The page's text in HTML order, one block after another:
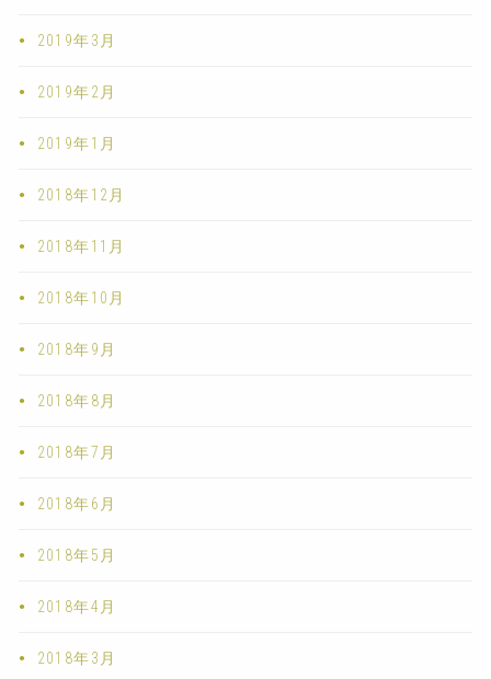
2019年3月
2019年2月
2019年1月
2018年12月
2018年11月
2018年10月
2018年9月
2018年8月
2018年7月
2018年6月
2018年5月
2018年4月
2018年3月